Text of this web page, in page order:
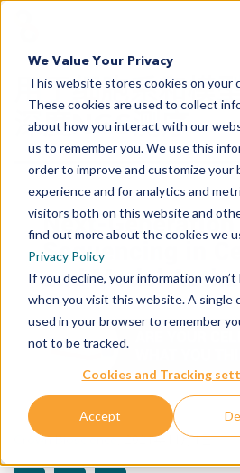
We Value Your Privacy
This website stores cookies on your
These cookies are used to collect
about how you interact with our
us to remember you. We use this
order to improve and customize your
experience and for analytics and
visitors both on this website and
find out more about the cookies we
Privacy Policy
If you decline, your information
when you visit this website. A single
used in your browser to remember
not to be tracked.
Cookies and Tracking
Accept
English
日本語
简体中文
All Contact
用于细胞系和模
深度NGS测序
Crown Bioscience,2021年11月1日